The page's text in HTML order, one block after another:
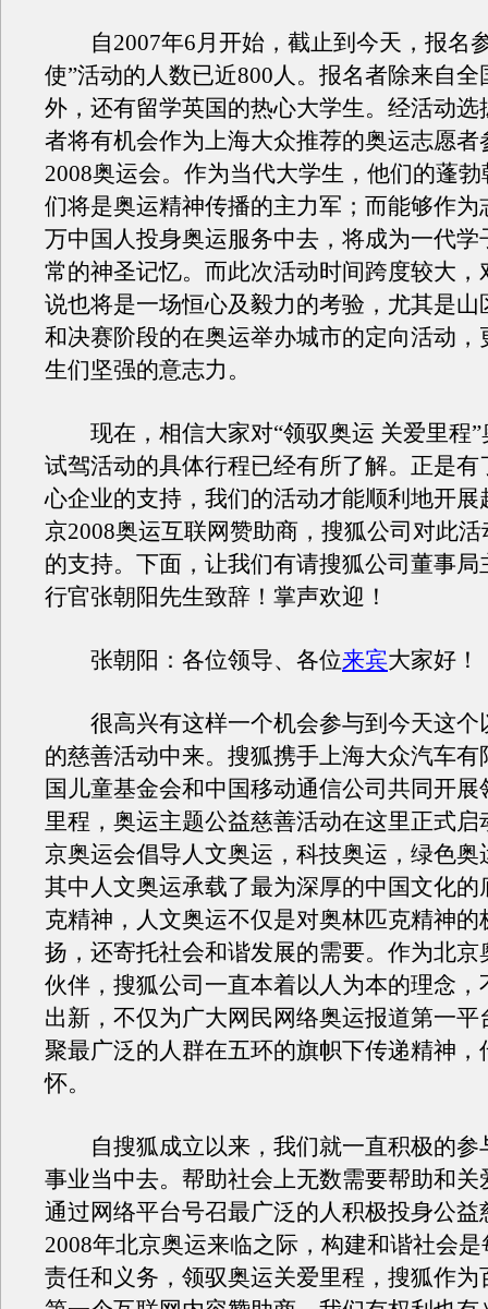
自2007年6月开始，截止到今天，报名
使”活动的人数已近800人。报名者除来自全
外，还有留学英国的热心大学生。经活动选
者将有机会作为上海大众推荐的奥运志愿者
2008奥运会。作为当代大学生，他们的蓬
们将是奥运精神传播的主力军；而能够作为
万中国人投身奥运服务中去，将成为一代学
常的神圣记忆。而此次活动时间跨度较大，
说也将是一场恒心及毅力的考验，尤其是山
和决赛阶段的在奥运举办城市的定向活动，
生们坚强的意志力。
现在，相信大家对“领驭奥运 关爱里程”
试驾活动的具体行程已经有所了解。正是有
心企业的支持，我们的活动才能顺利地开展
京2008奥运互联网赞助商，搜狐公司对此
的支持。下面，让我们有请搜狐公司董事局
行官张朝阳先生致辞！掌声欢迎！
张朝阳：各位领导、各位来宾大家好！
很高兴有这样一个机会参与到今天这个
的慈善活动中来。搜狐携手上海大众汽车有
国儿童基金会和中国移动通信公司共同开展
里程，奥运主题公益慈善活动在这里正式启
京奥运会倡导人文奥运，科技奥运，绿色奥
其中人文奥运承载了最为深厚的中国文化的
克精神，人文奥运不仅是对奥林匹克精神的
扬，还寄托社会和谐发展的需要。作为北京
伙伴，搜狐公司一直本着以人为本的理念，
出新，不仅为广大网民网络奥运报道第一平
聚最广泛的人群在五环的旗帜下传递精神，
怀。
自搜狐成立以来，我们就一直积极的参
事业当中去。帮助社会上无数需要帮助和关
通过网络平台号召最广泛的人积极投身公益
2008年北京奥运来临之际，构建和谐社会
责任和义务，领驭奥运关爱里程，搜狐作为